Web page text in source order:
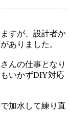
すが、設計者か
ありました。
んの仕事となり
いかずDIY対応
加水して練り直